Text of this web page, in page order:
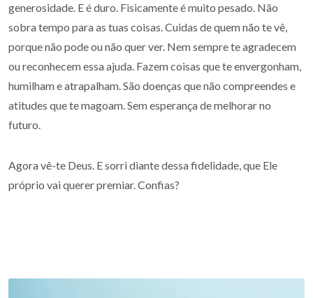
generosidade. E é duro. Fisicamente é muito pesado. Não
sobra tempo para as tuas coisas. Cuidas de quem não te vê,
porque não pode ou não quer ver. Nem sempre te agradecem
ou reconhecem essa ajuda. Fazem coisas que te envergonham,
humilham e atrapalham. São doenças que não compreendes e
atitudes que te magoam. Sem esperança de melhorar no
futuro.
Agora vê-te Deus. E sorri diante dessa fidelidade, que Ele
próprio vai querer premiar. Confias?